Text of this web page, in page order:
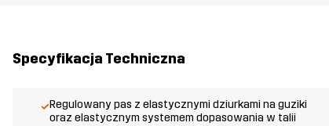
Specyfikacja Techniczna
Regulowany pas z elastycznymi dziurkami na guziki
oraz elastycznym systemem dopasowania w talii